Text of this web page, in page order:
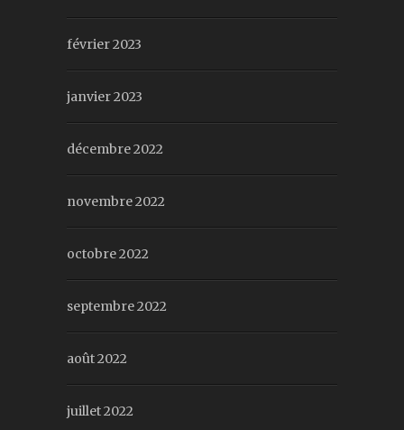
février 2023
janvier 2023
décembre 2022
novembre 2022
octobre 2022
septembre 2022
août 2022
juillet 2022